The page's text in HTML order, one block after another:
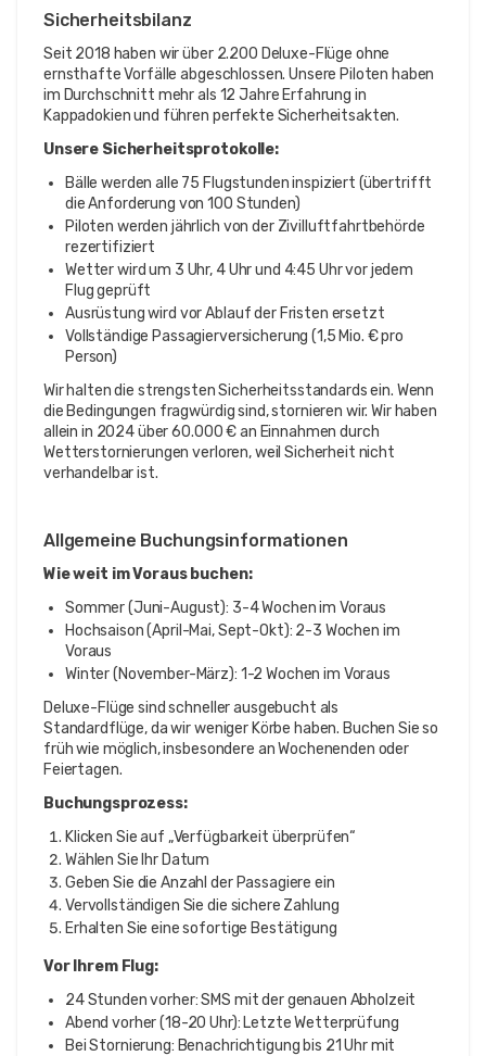
Sicherheitsbilanz
Seit 2018 haben wir über 2.200 Deluxe-Flüge ohne
ernsthafte Vorfälle abgeschlossen. Unsere Piloten haben
im Durchschnitt mehr als 12 Jahre Erfahrung in
Kappadokien und führen perfekte Sicherheitsakten.
Unsere Sicherheitsprotokolle:
Bälle werden alle 75 Flugstunden inspiziert (übertrifft
die Anforderung von 100 Stunden)
Piloten werden jährlich von der Zivilluftfahrtbehörde
rezertifiziert
Wetter wird um 3 Uhr, 4 Uhr und 4:45 Uhr vor jedem
Flug geprüft
Ausrüstung wird vor Ablauf der Fristen ersetzt
Vollständige Passagierversicherung (1,5 Mio. € pro
Person)
Wir halten die strengsten Sicherheitsstandards ein. Wenn
die Bedingungen fragwürdig sind, stornieren wir. Wir haben
allein in 2024 über 60.000 € an Einnahmen durch
Wetterstornierungen verloren, weil Sicherheit nicht
verhandelbar ist.
Allgemeine Buchungsinformationen
Wie weit im Voraus buchen:
Sommer (Juni-August): 3-4 Wochen im Voraus
Hochsaison (April-Mai, Sept-Okt): 2-3 Wochen im
Voraus
Winter (November-März): 1-2 Wochen im Voraus
Deluxe-Flüge sind schneller ausgebucht als
Standardflüge, da wir weniger Körbe haben. Buchen Sie so
früh wie möglich, insbesondere an Wochenenden oder
Feiertagen.
Buchungsprozess:
Klicken Sie auf „Verfügbarkeit überprüfen“
Wählen Sie Ihr Datum
Geben Sie die Anzahl der Passagiere ein
Vervollständigen Sie die sichere Zahlung
Erhalten Sie eine sofortige Bestätigung
Vor Ihrem Flug:
24 Stunden vorher: SMS mit der genauen Abholzeit
Abend vorher (18-20 Uhr): Letzte Wetterprüfung
Bei Stornierung: Benachrichtigung bis 21 Uhr mit